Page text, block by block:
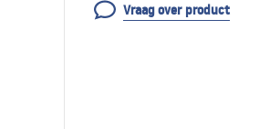
Vraag over product